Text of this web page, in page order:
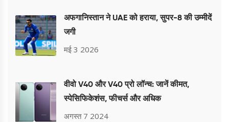
अफगानिस्तान ने UAE को हराया, सुपर-8 की उम्मीदें
जगी
मई 3 2026
वीवो V40 और V40 प्रो लॉन्च: जानें कीमत,
स्पेसिफिकेशंस, फीचर्स और अधिक
अगस्त 7 2024